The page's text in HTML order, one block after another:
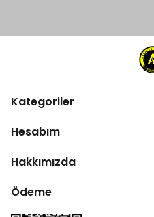
Kategoriler
Hesabım
Hakkımızda
Ödeme